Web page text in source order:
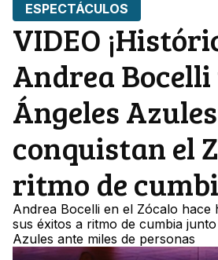
ESPECTÁCULOS
VIDEO
Andrea Bocelli
Ángeles Azules
conquistan el
ritmo de
Andrea Bocelli en el Zócalo hace
sus éxitos a ritmo de cumbia
Azules ante miles de personas